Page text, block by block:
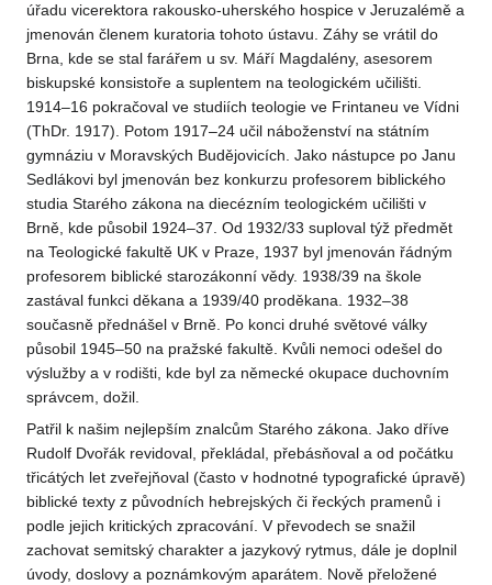
úřadu vicerektora rakousko-uherského hospice v Jeruzalémě a
jmenován členem kuratoria tohoto ústavu. Záhy se vrátil do
Brna, kde se stal farářem u sv. Máří Magdalény, asesorem
biskupské konsistoře a suplentem na teologickém učilišti.
1914–16 pokračoval ve studiích teologie ve Frintaneu ve Vídni
(ThDr. 1917). Potom 1917–24 učil náboženství na státním
gymnáziu v Moravských Budějovicích. Jako nástupce po Janu
Sedlákovi byl jmenován bez konkurzu profesorem biblického
studia Starého zákona na diecézním teologickém učilišti v
Brně, kde působil 1924–37. Od 1932/33 suploval týž předmět
na Teologické fakultě UK v Praze, 1937 byl jmenován řádným
profesorem biblické starozákonní vědy. 1938/39 na škole
zastával funkci děkana a 1939/40 proděkana. 1932–38
současně přednášel v Brně. Po konci druhé světové války
působil 1945–50 na pražské fakultě. Kvůli nemoci odešel do
výslužby a v rodišti, kde byl za německé okupace duchovním
správcem, dožil.
Patřil k našim nejlepším znalcům Starého zákona. Jako dříve
Rudolf Dvořák revidoval, překládal, přebásňoval a od počátku
třicátých let zveřejňoval (často v hodnotné typografické úpravě)
biblické texty z původních hebrejských či řeckých pramenů i
podle jejich kritických zpracování. V převodech se snažil
zachovat semitský charakter a jazykový rytmus, dále je doplnil
úvody, doslovy a poznámkovým aparátem. Nově přeložené